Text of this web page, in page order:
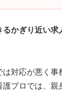
るかぎり近い求
対応が悪く事
護プロでは、親